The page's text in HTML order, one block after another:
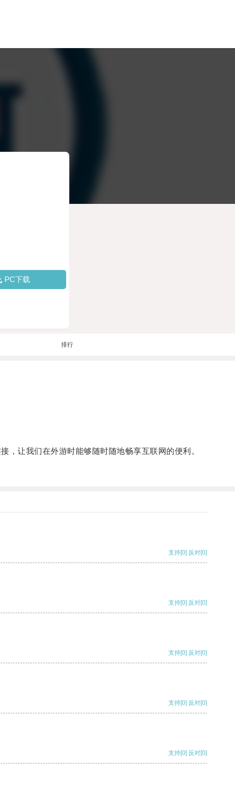
PC下载
排行
让我们在外游时能够随时随地畅享互联网的便利。
支持[0] 反对[0]
支持[0] 反对[0]
支持[0] 反对[0]
支持[0] 反对[0]
支持[0] 反对[0]